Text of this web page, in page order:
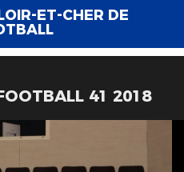
ET-CHER DE
41 2018